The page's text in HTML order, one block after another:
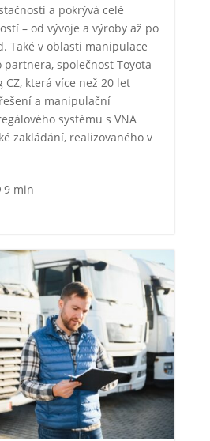
a pokrývá celé
– od vývoje a výroby až po
Také v oblasti manipulace
společnost Toyota
která více než 20 let
a manipulační
systému s VNA
zakládání, realizovaného v
9 min